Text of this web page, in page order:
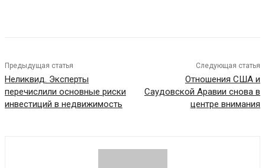
Предыдущая статья
Неликвид. Эксперты
перечислили основные риски
инвестиций в недвижимость
Следующая статья
Отношения США и
Саудовской Аравии снова в
центре внимания